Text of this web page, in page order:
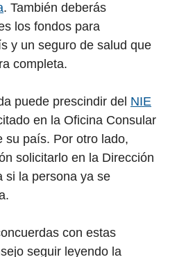
. También deberás
los fondos para
y un seguro de salud que
completa.
puede prescindir del NIE
en la Oficina Consular
su país. Por otro lado,
solicitarlo en la Dirección
si la persona ya se
con estas
seguir leyendo la